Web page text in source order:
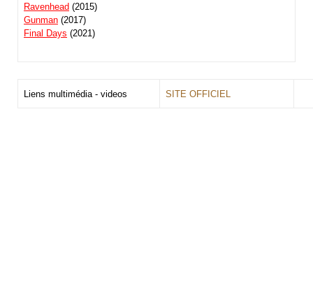
Ravenhead (2015)
Gunman (2017)
Final Days (2021)
Liens multimédia - videos SITE OFFICIEL